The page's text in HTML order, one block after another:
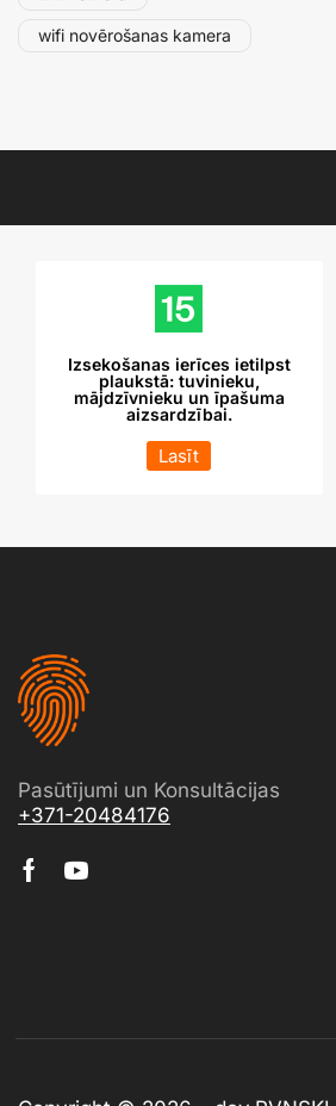
wifi novērošanas kamera
Izsekošanas ierīces ietilpst
plaukstā: tuvinieku,
mājdzīvnieku un īpašuma
aizsardzībai.
Lasīt
Pasūtījumi un Konsultācijas
+371-20484176